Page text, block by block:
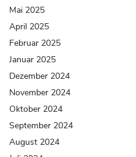
Mai 2025
April 2025
Februar 2025
Januar 2025
Dezember 2024
November 2024
Oktober 2024
September 2024
August 2024